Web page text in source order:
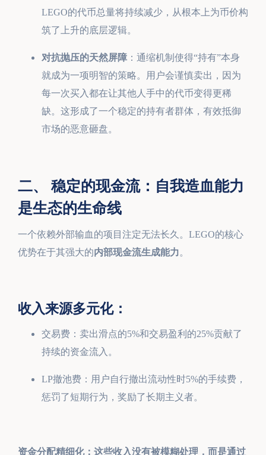
LEGO的代币总量将持续减少，从根本上为币价构
筑了上升的底层逻辑。
对抗抛压的天然屏障 ：通缩机制使得“持有”本身
就成为一项明智的策略。用户会谨慎卖出，因为
每一次买入都在让其他人手中的代币变得更稀
缺。这形成了一个稳定的持有者群体，有效抵御
市场的恶意砸盘。
二、 稳定的现金流：自我造血能力
是生态的生命线
一个依赖外部输血的项目注定无法长久。LEGO的核心
优势在于其强大的内部现金流生成能力
收入来源多元化：
交易费：卖出滑点的5%和交易盈利的25%贡献了
持续的资金流入。
LP撤池费：用户自行撤出流动性时5%的手续费，
惩罚了短期行为，奖励了长期主义者。
资金分配精细化：这些收入没有被模糊处理，而是通过